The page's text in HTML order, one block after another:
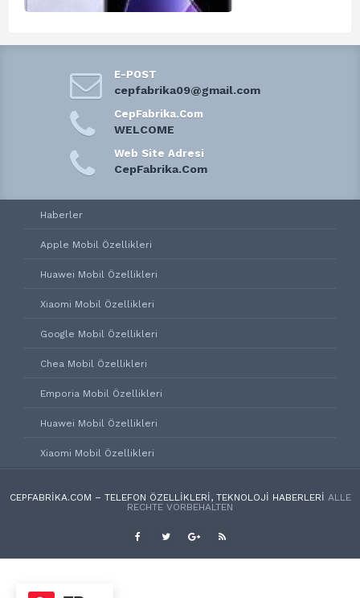
E-POST
cepfabrika09@gmail.com
CepFabrika.Com
WELCOME
Web Site Adresi
CepFabrika.Com
Haberler
Apple Mobil Özellikleri
Huawei Mobil Özellikleri
Xiaomi Mobil Özellikleri
Google Mobil Özellikleri
Chea Mobil Özellikleri
Emporia Mobil Özellikleri
Huawei Mobil Özellikleri
Xiaomi Mobil Özellikleri
CEPFABRIKA.COM – TELEFON ÖZELLIKLERI, TEKNOLOJI HABERLERI ALLE
RECHTE VORBEHALTEN